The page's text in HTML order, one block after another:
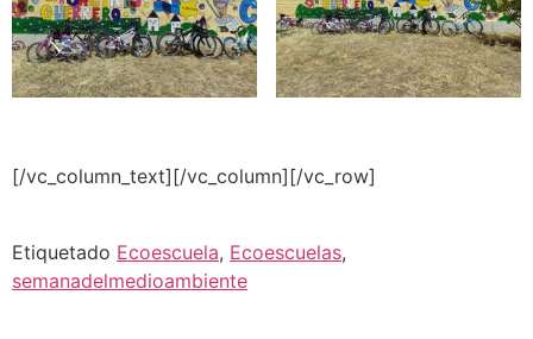
[/vc_column_text][/vc_column][/vc_row]
Etiquetado Ecoescuela, Ecoescuelas,
semanadelmedioambiente